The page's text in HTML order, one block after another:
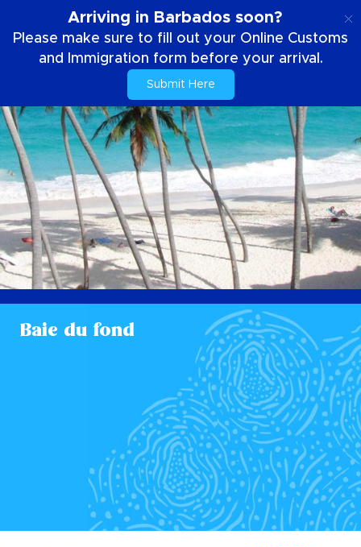
Arriving in Barbados soon?
Please make sure to fill out your Online Customs
and Immigration form before your arrival.
Submit Here
Baie du fond